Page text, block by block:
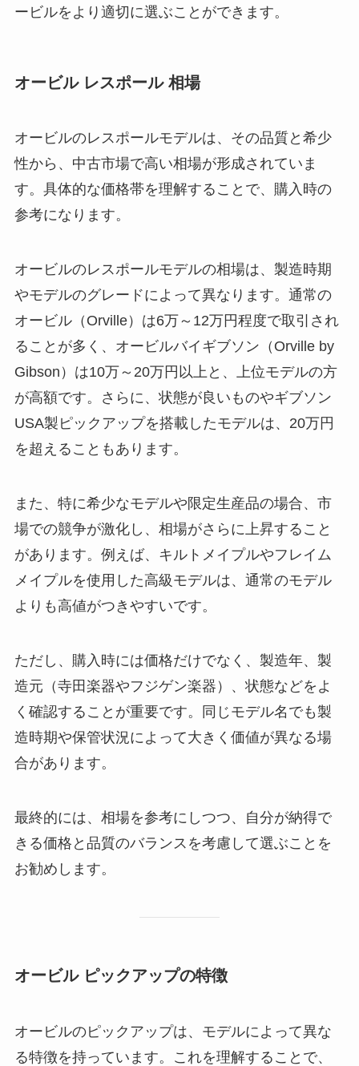
ービルをより適切に選ぶことができます。
オービル レスポール 相場
オービルのレスポールモデルは、その品質と希少
性から、中古市場で高い相場が形成されていま
す。具体的な価格帯を理解することで、購入時の
参考になります。
オービルのレスポールモデルの相場は、製造時期
やモデルのグレードによって異なります。通常の
オービル（Orville）は6万～12万円程度で取引され
ることが多く、オービルバイギブソン（Orville by
Gibson）は10万～20万円以上と、上位モデルの方
が高額です。さらに、状態が良いものやギブソン
USA製ピックアップを搭載したモデルは、20万円
を超えることもあります。
また、特に希少なモデルや限定生産品の場合、市
場での競争が激化し、相場がさらに上昇すること
があります。例えば、キルトメイプルやフレイム
メイプルを使用した高級モデルは、通常のモデル
よりも高値がつきやすいです。
ただし、購入時には価格だけでなく、製造年、製
造元（寺田楽器やフジゲン楽器）、状態などをよ
く確認することが重要です。同じモデル名でも製
造時期や保管状況によって大きく価値が異なる場
合があります。
最終的には、相場を参考にしつつ、自分が納得で
きる価格と品質のバランスを考慮して選ぶことを
お勧めします。
オービル ピックアップの特徴
オービルのピックアップは、モデルによって異な
る特徴を持っています。これを理解することで、